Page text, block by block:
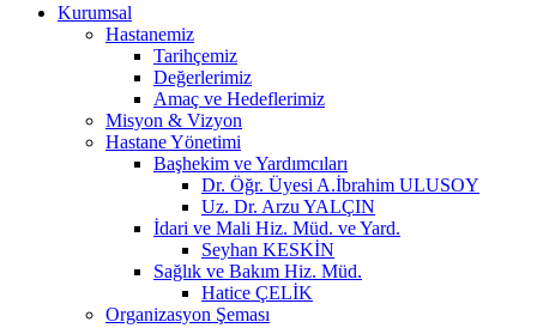
Kurumsal
Hastanemiz
Tarihçemiz
Değerlerimiz
Amaç ve Hedeflerimiz
Misyon & Vizyon
Hastane Yönetimi
Başhekim ve Yardımcıları
Dr. Öğr. Üyesi A.İbrahim ULUSOY
Uz. Dr. Arzu YALÇIN
İdari ve Mali Hiz. Müd. ve Yard.
Seyhan KESKİN
Sağlık ve Bakım Hiz. Müd.
Hatice ÇELİK
Organizasyon Şeması